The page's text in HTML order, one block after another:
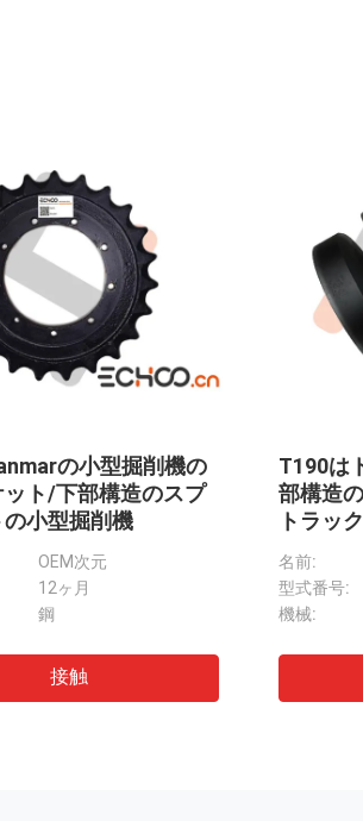
の黒い色OEMの歓
る鋼鉄小型掘削機の
ット
12ヶ月
鋼
接触
単一フ
ク アイ
ーケッ
名前:
硬度:
適用する: